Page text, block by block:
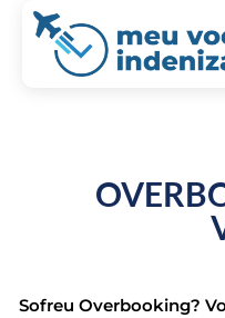
Sofreu Overbooking?